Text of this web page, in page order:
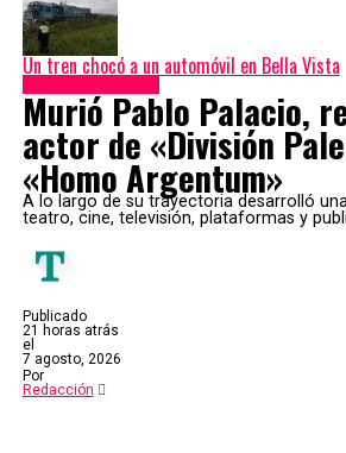
Un tren chocó a un automóvil en Bella Vista
Murió Pablo Palacio,
actor de «División
«Homo Argentum»
A lo largo de su trayectoria desarrolló
teatro, cine, televisión, plataformas y
Publicado
21 horas atrás
el
7 agosto, 2026
Por
Redacción